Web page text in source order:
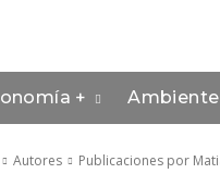
+ Ambiente
Autores Publicaciones por